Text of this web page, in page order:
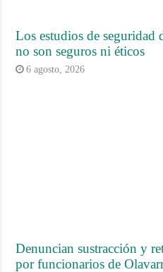
Los estudios de seguridad
no son seguros ni éticos
6 agosto, 2026
Denuncian sustracción y
por funcionarios de